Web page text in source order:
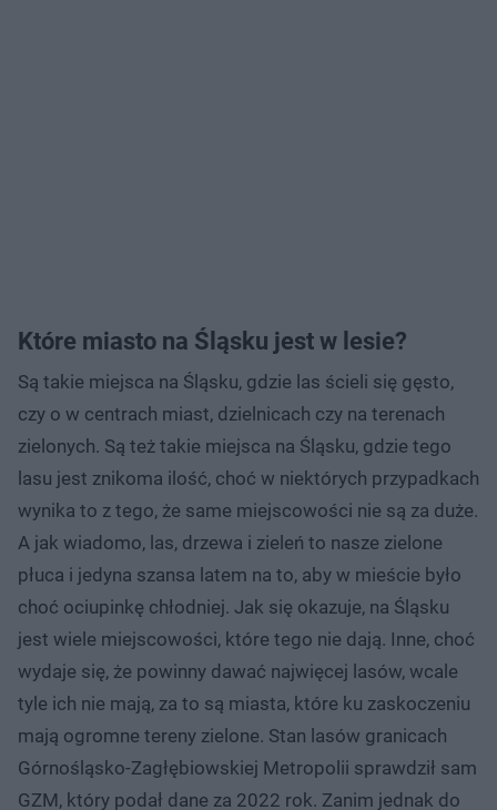
Które miasto na Śląsku jest w lesie?
Są takie miejsca na Śląsku, gdzie las ścieli się gęsto,
czy o w centrach miast, dzielnicach czy na terenach
zielonych. Są też takie miejsca na Śląsku, gdzie tego
lasu jest znikoma ilość, choć w niektórych przypadkach
wynika to z tego, że same miejscowości nie są za duże.
A jak wiadomo, las, drzewa i zieleń to nasze zielone
płuca i jedyna szansa latem na to, aby w mieście było
choć ociupinkę chłodniej. Jak się okazuje, na Śląsku
jest wiele miejscowości, które tego nie dają. Inne, choć
wydaje się, że powinny dawać najwięcej lasów, wcale
tyle ich nie mają, za to są miasta, które ku zaskoczeniu
mają ogromne tereny zielone. Stan lasów granicach
Górnośląsko-Zagłębiowskiej Metropolii sprawdził sam
GZM, który podał dane za 2022 rok. Zanim jednak do